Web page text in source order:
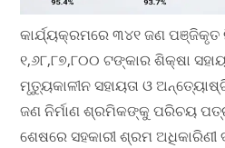
କାର୍ଯ୍ୟକ୍ରମରେ ୩୪୧ ଜଣ ପଞ୍ଜିକୃତ
୧,୬୮,୮୭,୮୦୦ ଟଙ୍କାର ଶିକ୍ଷା
ମୃତ୍ୟୁକାଳୀନ ସହାୟତା ଓ
ଜଣ ନିର୍ମାଣ ଶ୍ରମିକଙ୍କୁ ପରିଚୟ
ଶେଷରେ ସହକାରୀ ଶ୍ରମ ଅଧିକାରିଣୀ